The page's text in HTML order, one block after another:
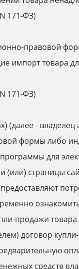
171-ФЗ)
правовой
импорт товара
171-ФЗ)
(далее - владелец
формы либо
для
(или) страницы
продажи
договор
средств